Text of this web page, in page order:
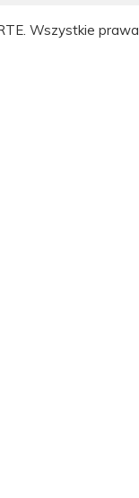
Wszystkie